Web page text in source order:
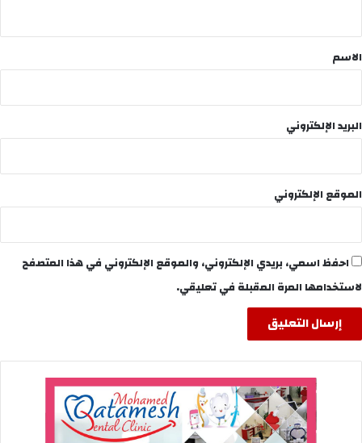
*
الاسم
البريد الإلكتروني
الموقع الإلكتروني
احفظ اسمي، بريدي الإلكتروني، والموقع الإلكتروني في هذا المتصفح
لاستخدامها المرة المقبلة في تعليقي.